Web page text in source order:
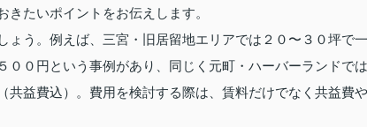
たいポイントをお伝えします。
ょう。例えば、三宮・旧居留地エリアでは２０〜３０坪で一
０円という事例があり、同じく元町・ハーバーランドでは
共益費込）。費用を検討する際は、賃料だけでなく共益費や